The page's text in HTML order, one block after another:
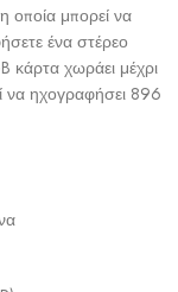
οποία μπορεί να
ένα στέρεο
κάρτα χωράει μέχρι
να ηχογραφήσει 896